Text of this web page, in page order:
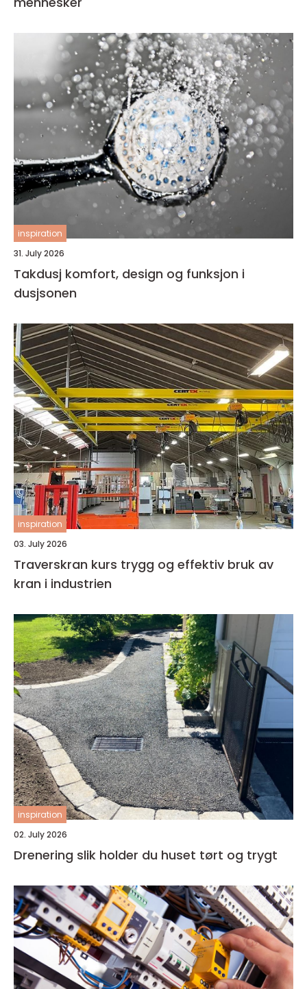
inspiration
31. July 2026
Takdusj komfort, design og funksjon i
dusjsonen
inspiration
03. July 2026
Traverskran kurs trygg og effektiv bruk av
kran i industrien
inspiration
02. July 2026
Drenering slik holder du huset tørt og trygt